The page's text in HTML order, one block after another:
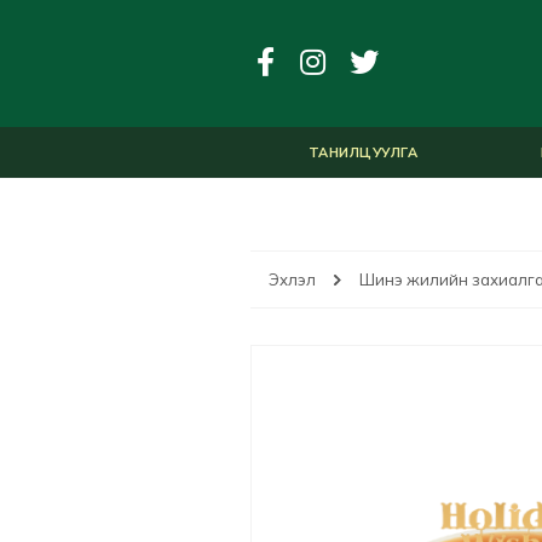
ТАНИЛЦУУЛГА
Эхлэл Шинэ жилийн захиалга